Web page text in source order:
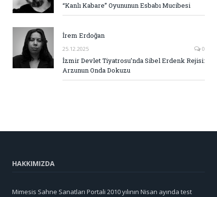
“Kanlı Kabare” Oyununun Esbabı Mucibesi
İrem Erdoğan
25.12.2025 0
İzmir Devlet Tiyatrosu’nda Sibel Erdenk Rejisi:
Arzunun Onda Dokuzu
HAKKIMIZDA
Mimesis Sahne Sanatları Portali 2010 yılının Nisan ayında test